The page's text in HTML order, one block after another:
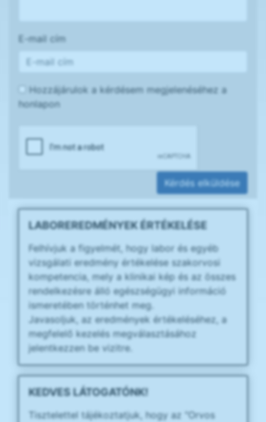
E-mail cím
Hozzájárulok a kérdésem megjelenéséhez a
honlapon
Kérdés elküldése
LABOREREDMÉNYEK ÉRTÉKELÉSE
Felhívjuk a figyelmét, hogy labor és egyéb
vizsgálati eredmény értékelése szakorvosi
kompetencia, mely a klinikai kép és az összes
rendelkezésre álló egészségügyi információ
ismeretében történhet meg.
Javasoljuk, az eredmények értékeléséhez, a
megfelelő kezelés megválasztásához
jelentkezzen be vizitre.
KEDVES LÁTOGATÓNK!
Tisztelettel tájékoztatjuk, hogy az "Orvos